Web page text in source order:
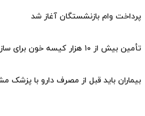
پرداخت وام بازنشستگان آغاز شد
تأمین بیش از ۱۰ هزار کیسه خون برای سازمان انتقال خون
بیماران باید قبل از مصرف دارو با پزشک